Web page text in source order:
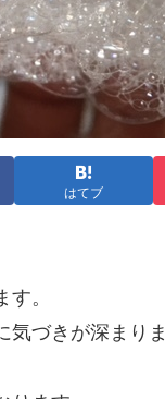
はてブ
。
づきが深まりま